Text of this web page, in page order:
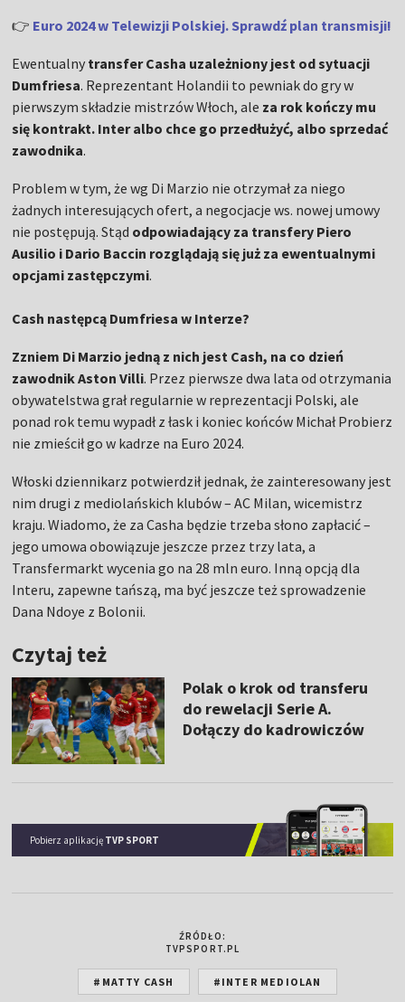
👉 Euro 2024 w Telewizji Polskiej. Sprawdź plan transmisji!
Ewentualny transfer Casha uzależniony jest od sytuacji
Dumfriesa. Reprezentant Holandii to pewniak do gry w
pierwszym składzie mistrzów Włoch, ale za rok kończy mu
się kontrakt. Inter albo chce go przedłużyć, albo sprzedać
zawodnika.
Problem w tym, że wg Di Marzio nie otrzymał za niego
żadnych interesujących ofert, a negocjacje ws. nowej umowy
nie postępują. Stąd odpowiadający za transfery Piero
Ausilio i Dario Baccin rozglądają się już za ewentualnymi
opcjami zastępczymi.
Cash następcą Dumfriesa w Interze?
Zzniem Di Marzio jedną z nich jest Cash, na co dzień
zawodnik Aston Villi. Przez pierwsze dwa lata od otrzymania
obywatelstwa grał regularnie w reprezentacji Polski, ale
ponad rok temu wypadł z łask i koniec końców Michał Probierz
nie zmieścił go w kadrze na Euro 2024.
Włoski dziennikarz potwierdził jednak, że zainteresowany jest
nim drugi z mediolańskich klubów – AC Milan, wicemistrz
kraju. Wiadomo, że za Casha będzie trzeba słono zapłacić –
jego umowa obowiązuje jeszcze przez trzy lata, a
Transfermarkt wycenia go na 28 mln euro. Inną opcją dla
Interu, zapewne tańszą, ma być jeszcze też sprowadzenie
Dana Ndoye z Bolonii.
Czytaj też
Polak o krok od transferu
do rewelacji Serie A.
Dołączy do kadrowiczów
Pobierz aplikację TVP SPORT
ŹRÓDŁO:
TVPSPORT.PL
#MATTY CASH #INTER MEDIOLAN